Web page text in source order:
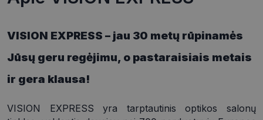
VISION EXPRESS – jau 30 metų rūpinamės
Jūsų geru regėjimu, o pastaraisiais metais
ir gera klausa!
VISION EXPRESS yra tarptautinis optikos salonų